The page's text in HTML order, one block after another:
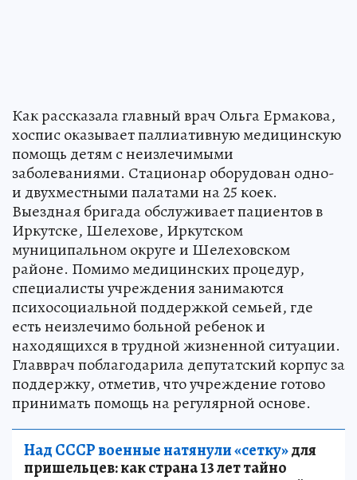
Как рассказала главный врач Ольга Ермакова,
хоспис оказывает паллиативную медицинскую
помощь детям с неизлечимыми
заболеваниями. Стационар оборудован одно-
и двухместными палатами на 25 коек.
Выездная бригада обслуживает пациентов в
Иркутске, Шелехове, Иркутском
муниципальном округе и Шелеховском
районе. Помимо медицинских процедур,
специалисты учреждения занимаются
психосоциальной поддержкой семьей, где
есть неизлечимо больной ребенок и
находящихся в трудной жизненной ситуации.
Главврач поблагодарила депутатский корпус за
поддержку, отметив, что учреждение готово
принимать помощь на регулярной основе.
Над СССР военные натянули «сетку»для
пришельцев: как страна 13 лет тайно